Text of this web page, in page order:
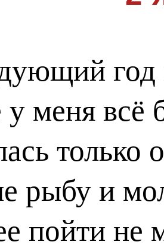
год
у меня
только
рыбу и
пойти не